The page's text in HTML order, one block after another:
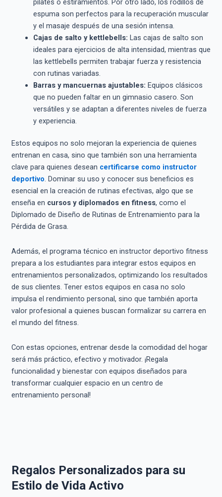
espuma son perfectos para la recuperación muscular
y el masaje después de una sesión intensa.
Cajas de salto y kettlebells: Las cajas de salto son
ideales para ejercicios de alta intensidad, mientras que
las kettlebells permiten trabajar fuerza y resistencia
con rutinas variadas.
Barras y mancuernas ajustables: Equipos clásicos
que no pueden faltar en un gimnasio casero. Son
versátiles y se adaptan a diferentes niveles de fuerza
y experiencia.
Estos equipos no solo mejoran la experiencia de quienes
entrenan en casa, sino que también son una herramienta
clave para quienes desean certificarse como instructor
deportivo. Dominar su uso y conocer sus beneficios es
esencial en la creación de rutinas efectivas, algo que se
enseña en cursos y diplomados en fitness, como el
Diplomado de Diseño de Rutinas de Entrenamiento para la
Pérdida de Grasa.
Además, el programa técnico en instructor deportivo fitness
prepara a los estudiantes para integrar estos equipos en
entrenamientos personalizados, optimizando los resultados
de sus clientes. Tener estos equipos en casa no solo
impulsa el rendimiento personal, sino que también aporta
valor profesional a quienes buscan formalizar su carrera en
el mundo del fitness.
Con estas opciones, entrenar desde la comodidad del hogar
será más práctico, efectivo y motivador. ¡Regala
funcionalidad y bienestar con equipos diseñados para
transformar cualquier espacio en un centro de
entrenamiento personal!
Regalos Personalizados para su
Estilo de Vida Activo